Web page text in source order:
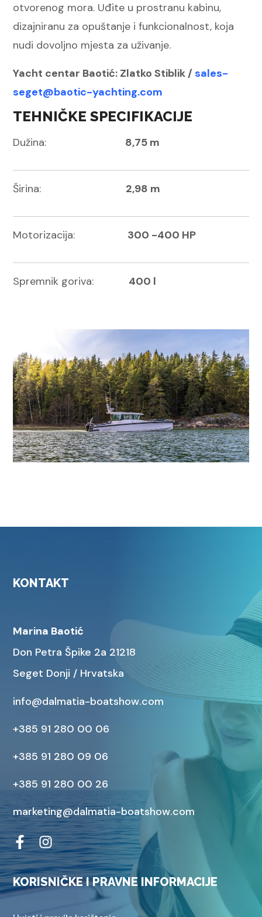
otvorenog mora. Uđite u prostranu kabinu,
dizajniranu za opuštanje i funkcionalnost, koja
nudi dovoljno mjesta za uživanje.
Yacht centar Baotić: Zlatko Stiblik /sales-
seget@baotic-yachting.com
TEHNIČKE SPECIFIKACIJE
Dužina: 8,75 m
Širina: 2,98 m
Motorizacija: 300 -400 HP
Spremnik goriva: 400 l
KONTAKT
Marina Baotić
Don Petra Špike 2a 21218
Seget Donji / Hrvatska
info@dalmatia-boatshow.com
+385 91 280 00 06
+385 91 280 09 06
+385 91 280 00 26
marketing@dalmatia-boatshow.com
KORISNIČKE I PRAVNE INFORMACIJE